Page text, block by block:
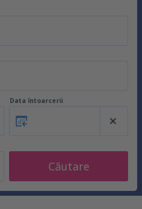
Data întoarcerii
Căutare